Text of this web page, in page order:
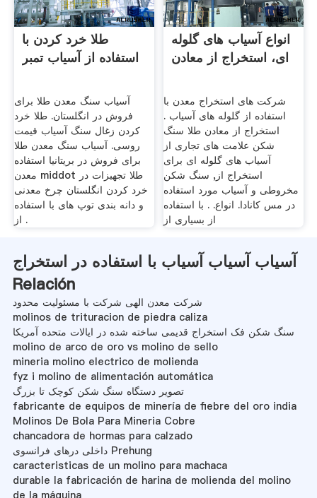
طلا خرد کردن با
استفاده از آسیاب تمبر
آسیاب سنگ معدن طلا برای
فروش در انگلستان. طلا خرد
کردن زغال سنگ آسیاب قیمت
روسی. آسیاب سنگ معدن طلا
برای فروش در بریتانیا استفاده
معدن middot طلا تجهیزات در
خرد کردن انگلستان چرخ معدنی
و دانه بندی توپ های با استفاده
از .
انواع آسیاب های گلوله
ای، استخراج از معادن
شرکت های استخراج معدن با
استفاده از گلوله های آسیاب .
استخراج از معادن طلا سنگ
شکن علامت های تجاری از
آسیاب های گلوله ای برای
استخراج از, سنگ شکن
مخروطی و آسیاب مورد استفاده
در مس کانادا. انواع. . با استفاده
از بسیاری از
آسیاب آسیاب آسیاب با استفاده در استخراج
Relación
شرکت معدن الهی شرکت با مسئولیت محدود
molinos de trituracion de piedra caliza
سنگ شکن فک استخراج قدیمی ساخته شده در ایالات متحده آمریکا
molino de arco de oro vs molino de sello
mineria molino electrico de molienda
fyz i molino de alimentación automática
تصویر دستگاه سنگ شکن کوچک تا بزرگ
fabricante de equipos de minería de fiebre del oro india
Molinos De Bola Para Mineria Cobre
chancadora de hormas para calzado
داخلی درهای فرانسوی Prehung
caracteristicas de un molino para machaca
durable la fabricación de harina de molienda del molino
de la máquina